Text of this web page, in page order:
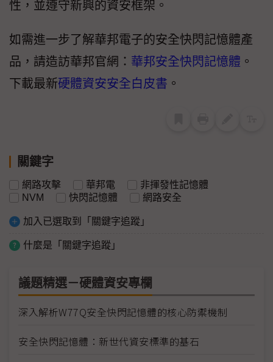
性，並遵守新興的資安框架。
如需進一步了解華邦電子的安全快閃記憶體產
品，請造訪華邦官網： 華邦安全快閃記憶體 。
下載最新硬體資安安全白皮書 。
關鍵字
網路攻擊 華邦電
非揮發性記憶體
NVM
快閃記憶體 網路安全
加入已選取到「關鍵字追蹤」
什麼是「關鍵字追蹤」
議題精選－硬體資安專欄
深入解析W77Q安全快閃記憶體的核心防禦機制
安全快閃記憶體：新世代資安標準的基石